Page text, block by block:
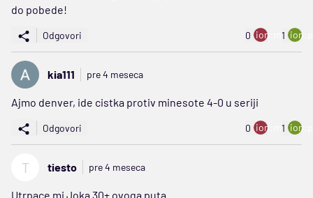
do pobede!
Odgovori 0 ion:minus
1
kia111 pre 4 meseca
Ajmo denver, ide cistka protiv minesote 4-0 u seriji
Odgovori 0 ion:minus
1
T tiesto pre 4 meseca
Utrpace mi Joka 30+ ovoga puta